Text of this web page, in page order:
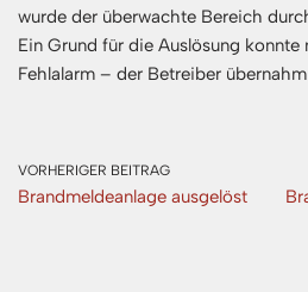
wurde der überwachte Bereich
Ein Grund für die Auslösung
Fehlalarm – der Betreiber
VORHERIGER BEITRAG
Brandmeldeanlage ausgelöst